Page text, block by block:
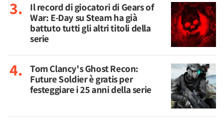
Il record di giocatori di Gears of
War: E-Day su Steam ha già
battuto tutti gli altri titoli della
serie
Tom Clancy's Ghost Recon:
Future Soldier è gratis per
festeggiare i 25 anni della serie